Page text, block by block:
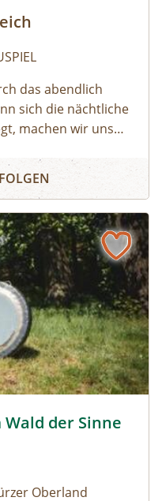
das abendlich
sich die nächtliche
machen wir uns
seltene Tiere
Wir
sagenumwobenen
so manches
der Sinne
Oberland